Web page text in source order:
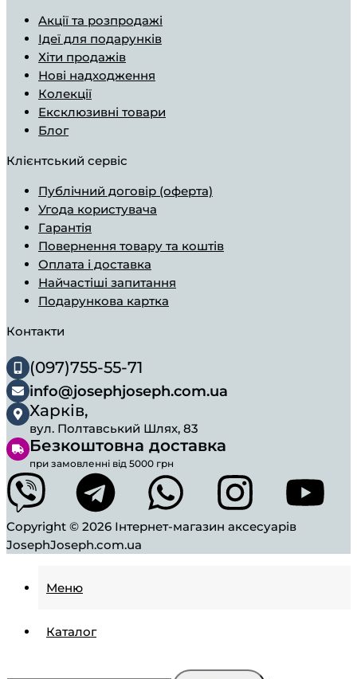
Aкції та розпродажі
Ідеї ​​для подарунків
Хіти продажів
Нові надходження
Колекції
Ексклюзивні товари
Блог
Клієнтський сервіс
Публічний договір (оферта)
Угода користувача
Гарантія
Повернення товару та коштів
Оплата і доставка
Найчастіші запитання
Подарункова картка
Контакти
(097)755-55-71
info@josephjoseph.com.ua
Харків,
вул. Полтавський Шлях, 83
Безкоштовна доставка
при замовленні від 5000 грн
Copyright © 2026 Інтернет-магазин аксесуарів
JosephJoseph.com.ua
Меню
Каталог